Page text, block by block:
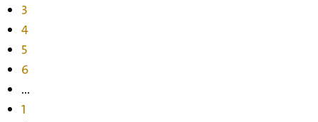
3
4
5
6
...
1